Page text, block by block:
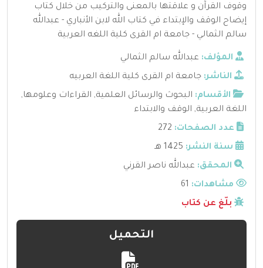
وقوف القرآن و علاقتها بالمعنى والتركيب من خلال كتاب
إيضاح الوقف والإبتداء في كتاب الله لابن الأنباري - عبدالله
سالم الثمالي - جامعة ام القرى كلية اللغه العربية
المؤلف: عبدالله سالم الثمالي
الناشر: جامعة ام القرى كلية اللغة العربيه
الأقسام: البحوث والرسائل العلمية, القراءات وعلومها,
اللغة العربية, الوقف والابتداء
عدد الصفحات: 272
سنة النشر: 1425 هـ
المحقق: عبدالله ناصر القرني
مشاهدات:
بلّغ عن كتاب
التحميل